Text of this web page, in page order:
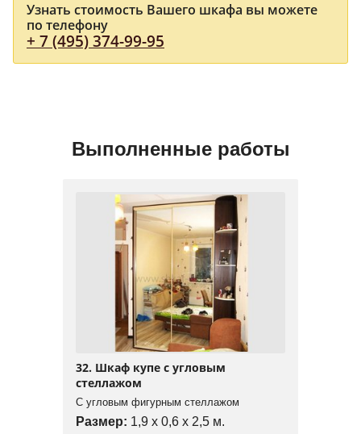
Узнать стоимость Вашего шкафа вы можете
по телефону
+ 7 (495) 374-99-95
Выполненные работы
32. Шкаф купе с угловым
стеллажом
С угловым фигурным стеллажом
Размер: 1,9 x 0,6 x 2,5 м.